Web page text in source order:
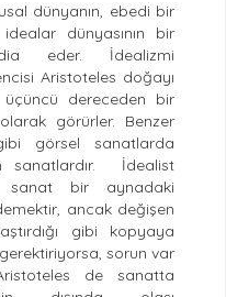
dünyanın, ebedi bir
dünyasının bir
eder. İdealizmi
Aristoteles doğayı
dereceden bir
görürler. Benzer
görsel sanatlarda
sanatlardır. İdealist
sanat bir aynadaki
ancak değişen
gibi kopyaya
sorun var
de sanatta